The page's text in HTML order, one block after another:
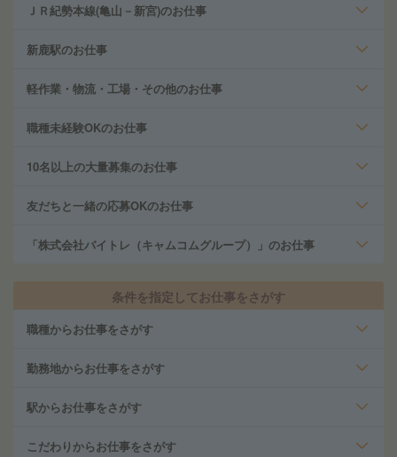
ＪＲ紀勢本線(亀山－新宮)のお仕事
新鹿駅のお仕事
軽作業・物流・工場・その他のお仕事
職種未経験OKのお仕事
10名以上の大量募集のお仕事
友だちと一緒の応募OKのお仕事
「株式会社バイトレ（キャムコムグループ）」のお仕事
条件を指定してお仕事をさがす
職種からお仕事をさがす
勤務地からお仕事をさがす
駅からお仕事をさがす
こだわりからお仕事をさがす